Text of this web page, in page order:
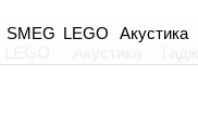
Акустика
LEGO
SMEG